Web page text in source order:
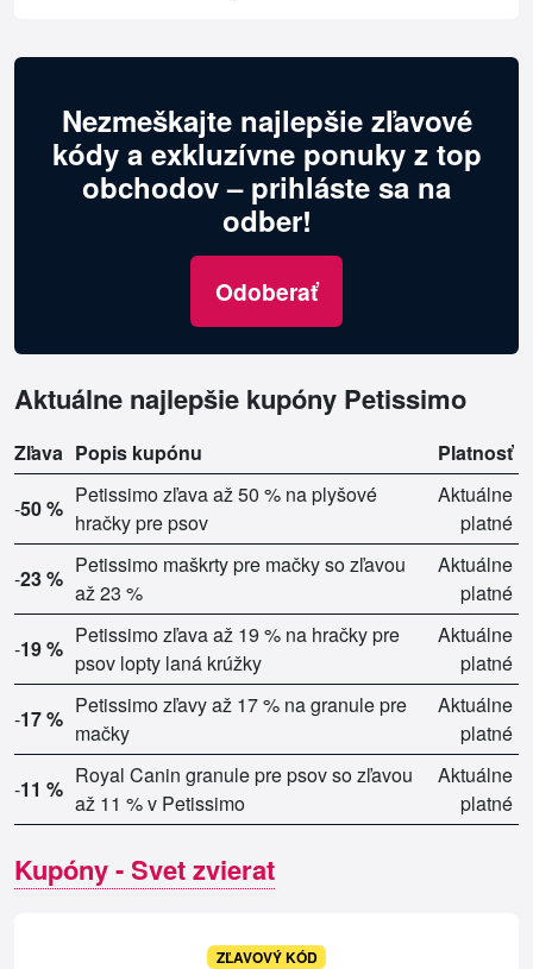
Nezmeškajte najlepšie zľavové
kódy a exkluzívne ponuky z top
obchodov – prihláste sa na
odber!
Odoberať
Aktuálne najlepšie kupóny Petissimo
Zľava Popis kupónu Platnosť
-50 %
Petissimo zľava až 50 % na plyšové
hračky pre psov
Aktuálne
platné
-23 %
Petissimo maškrty pre mačky so zľavou
až 23 %
Aktuálne
platné
-19 %
Petissimo zľava až 19 % na hračky pre
psov lopty laná krúžky
Aktuálne
platné
-17 %
Petissimo zľavy až 17 % na granule pre
mačky
Aktuálne
platné
-11 %
Royal Canin granule pre psov so zľavou
až 11 % v Petissimo
Aktuálne
platné
Kupóny - Svet zvierat
ZĽAVOVÝ KÓD